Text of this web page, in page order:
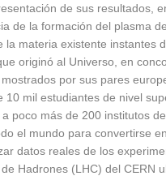
de sus resultados,
de la formación del plasma
la materia existente instantes
originó al Universo, en
por sus pares
10 mil estudiantes de nivel
poco más de 200 institutos de
el mundo para convertirse
datos reales de los
Hadrones (LHC) del CERN